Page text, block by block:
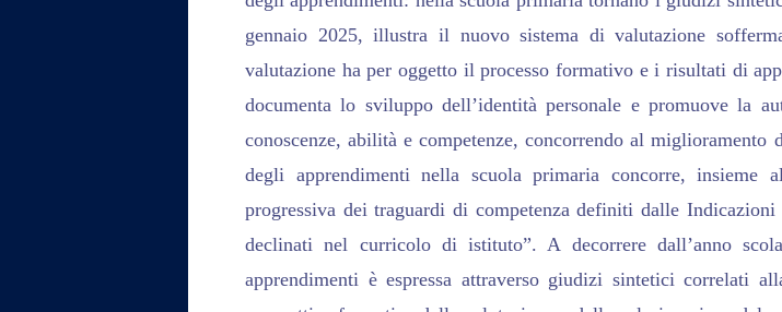
gennaio 2025, illustra il nuovo sistema di valutazione
valutazione ha per oggetto il processo formativo e i risultati di
documenta lo sviluppo dell’identità personale e promuove la
conoscenze, abilità e competenze, concorrendo al
degli apprendimenti nella scuola primaria concorre, insieme
progressiva dei traguardi di competenza definiti dalle
declinati nel curricolo di istituto”. A decorrere dall’anno
apprendimenti è espressa attraverso giudizi sintetici correlati